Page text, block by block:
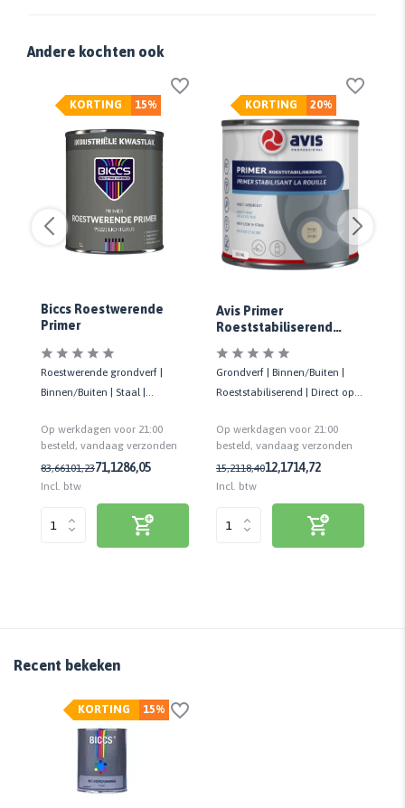
Andere kochten ook
15%
KORTING
Biccs Roestwerende
Primer
Roestwerende grondverf |
Binnen/Buiten | Staal |
LTR
Op werkdagen voor 21:00
besteld, vandaag verzonden
83,66101,2371,1286,05
Incl. btw
20%
KORTING
Avis Primer
Roeststabiliserend
Grondverf | Binnen/Buiten |
Roeststabiliserend | Direct op
Op werkdagen voor 21:00
besteld, vandaag verzonden
15,2118,4012,1714,72
Incl. btw
Recent bekeken
15%
KORTING